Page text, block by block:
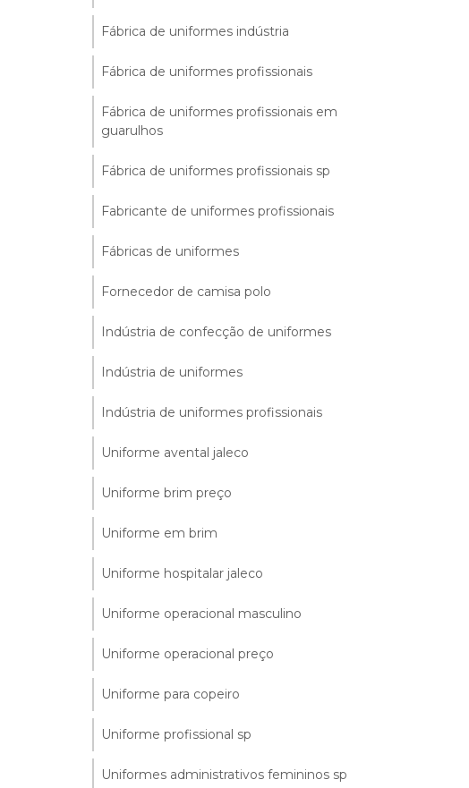
Fábrica de uniformes indústria
Fábrica de uniformes profissionais
Fábrica de uniformes profissionais em
guarulhos
Fábrica de uniformes profissionais sp
Fabricante de uniformes profissionais
Fábricas de uniformes
Fornecedor de camisa polo
Indústria de confecção de uniformes
Indústria de uniformes
Indústria de uniformes profissionais
Uniforme avental jaleco
Uniforme brim preço
Uniforme em brim
Uniforme hospitalar jaleco
Uniforme operacional masculino
Uniforme operacional preço
Uniforme para copeiro
Uniforme profissional sp
Uniformes administrativos femininos sp